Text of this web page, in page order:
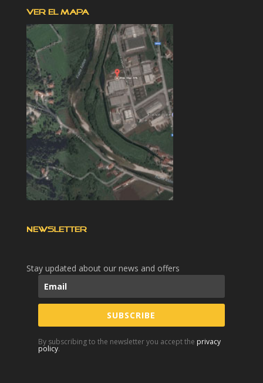
VER EL MAPA
NEWSLETTER
Stay updated about our news and offers
SUBSCRIBE
By subscribing to the newsletter you accept the privacy
policy.